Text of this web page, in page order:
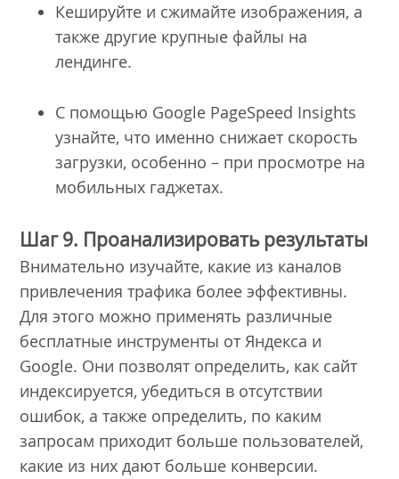
Кешируйте и сжимайте изображения, а
также другие крупные файлы на
лендинге.
С помощью Google PageSpeed Insights
узнайте, что именно снижает скорость
загрузки, особенно – при просмотре на
мобильных гаджетах.
Шаг 9. Проанализировать результаты
Внимательно изучайте, какие из каналов
привлечения трафика более эффективны.
Для этого можно применять различные
бесплатные инструменты от Яндекса и
Google. Они позволят определить, как сайт
индексируется, убедиться в отсутствии
ошибок, а также определить, по каким
запросам приходит больше пользователей,
какие из них дают больше конверсии.